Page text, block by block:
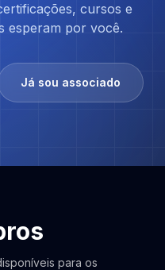
cursos e
esperam por você.
Já sou associado
para os